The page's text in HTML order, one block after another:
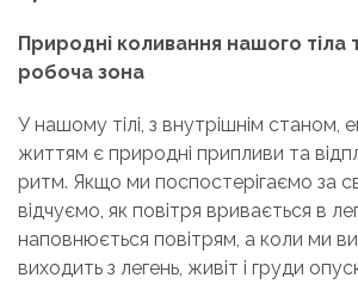
Природні коливання нашого тіла
робоча зона
У нашому тілі, з внутрішнім станом,
життям є природні припливи та
ритм. Якщо ми поспостерігаємо за
відчуємо, як повітря вривається в
наповнюється повітрям, а коли ми
виходить з легень, живіт і груди